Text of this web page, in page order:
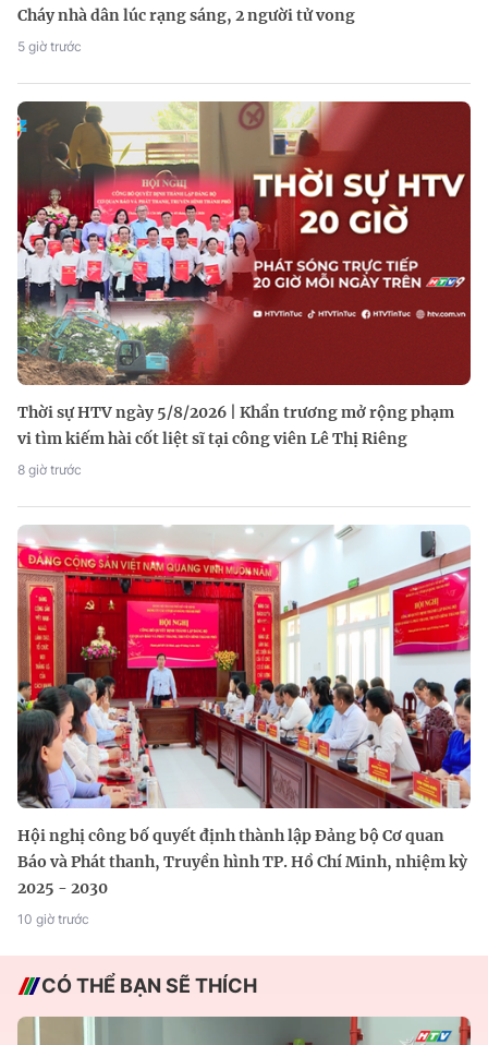
Cháy nhà dân lúc rạng sáng, 2 người tử vong
5 giờ trước
Thời sự HTV ngày 5/8/2026 | Khẩn trương mở rộng phạm
vi tìm kiếm hài cốt liệt sĩ tại công viên Lê Thị Riêng
8 giờ trước
Hội nghị công bố quyết định thành lập Đảng bộ Cơ quan
Báo và Phát thanh, Truyền hình TP. Hồ Chí Minh, nhiệm kỳ
2025 - 2030
10 giờ trước
CÓ THỂ BẠN SẼ THÍCH